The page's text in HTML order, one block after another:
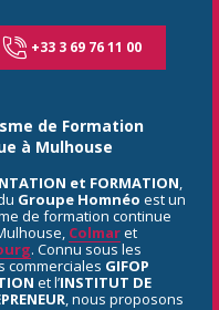
+33 3 69 76 11 00
de Formation
à Mulhouse
et FORMATION,
Groupe Homnéo est un
de formation continue
Colmaret
. Connu sous les
commerciales GIFOP
et l’INSTITUT DE
, nous proposons